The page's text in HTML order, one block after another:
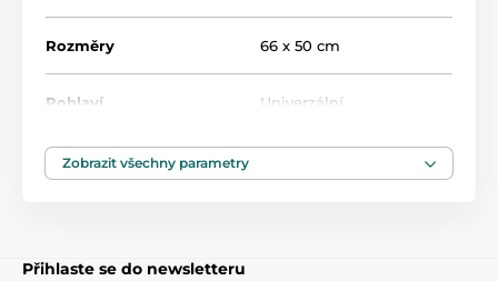
Produkt je zařazen v kategoriích
Interaktivní a robotické hračky pro nejmenší
Pěnové puzzle a podložky
Rozměry 66 x 50 cm
Pohlaví Univerzální
VěkZobrazit všechny parametry
Přihlaste se do newsletteru